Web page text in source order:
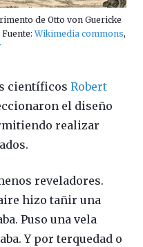
de Otto von Guericke
Wikimedia commons,
científicos Robert
el diseño
realizar
reveladores.
hizo tañir una
Puso una vela
Y por terquedad o